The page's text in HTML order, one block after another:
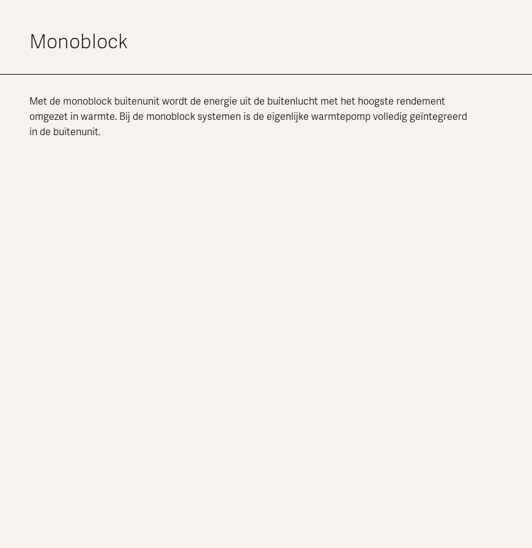
Monoblock
Met de monoblock buitenunit wordt de energie uit de buitenlucht met het hoogste rendement
omgezet in warmte. Bij de monoblock systemen is de eigenlijke warmtepomp volledig geïntegreerd
in de buitenunit.